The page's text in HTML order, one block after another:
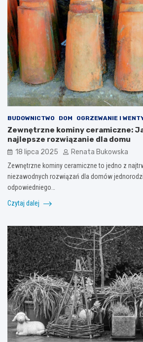
BUDOWNICTWO DOM OGRZEWANIE I
Zewnętrzne kominy ceramiczne:
najlepsze rozwiązanie dla domu
18 lipca 2025 Renata Bukowska
Zewnętrzne kominy ceramiczne to jedno z
niezawodnych rozwiązań dla domów
odpowiedniego…
Czytaj dalej